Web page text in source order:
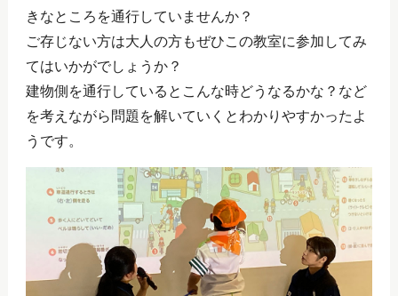
きなところを通行していませんか？
ご存じない方は大人の方もぜひこの教室に参加してみ
てはいかがでしょうか？
建物側を通行しているとこんな時どうなるかな？など
を考えながら問題を解いていくとわかりやすかったよ
うです。